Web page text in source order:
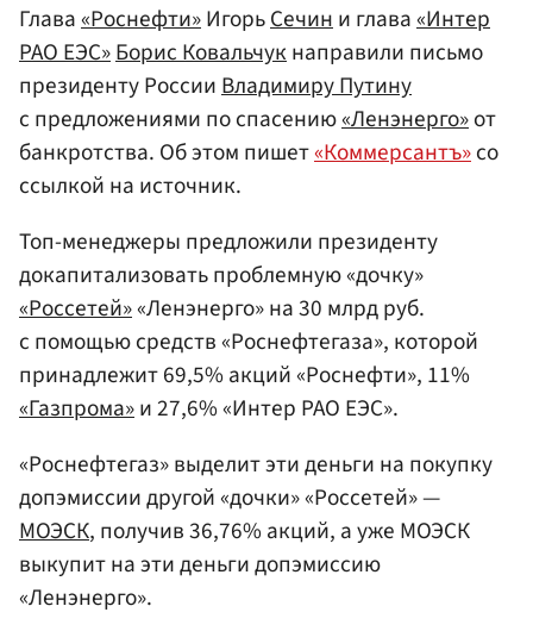
Глава«Роснефти»ИгорьСечини глава«Интер
РАО ЕЭС»Борис Ковальчукнаправили письмо
президенту РоссииВладимиру Путину
с предложениями по спасению«Ленэнерго»от
банкротства. Об этом пишет«Коммерсантъ»со
ссылкой на источник.
Топ-менеджеры предложили президенту
докапитализовать проблемную «дочку»
«Россетей»«Ленэнерго» на 30 млрд руб.
с помощью средств «Роснефтегаза», которой
принадлежит 69,5% акций «Роснефти», 11%
«Газпрома»и 27,6% «Интер РАО ЕЭС».
«Роснефтегаз» выделит эти деньги на покупку
допэмиссии другой «дочки» «Россетей» —
МОЭСК, получив 36,76% акций, а уже МОЭСК
выкупит на эти деньги допэмиссию
«Ленэнерго».